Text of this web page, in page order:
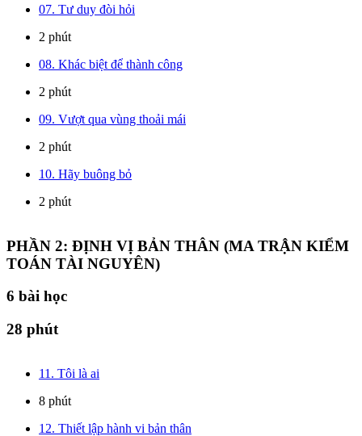
07. Tư duy đòi hỏi
2 phút
08. Khác biệt để thành công
2 phút
09. Vượt qua vùng thoải mái
2 phút
10. Hãy buông bỏ
2 phút
PHẦN 2: ĐỊNH VỊ BẢN THÂN (MA TRẬN KIỂM
TOÁN TÀI NGUYÊN)
6 bài học
28 phút
11. Tôi là ai
8 phút
12. Thiết lập hành vi bản thân